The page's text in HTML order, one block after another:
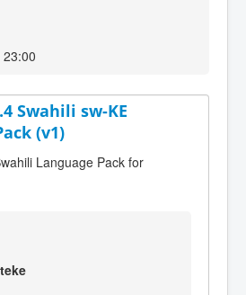
Swahili sw-KE
(v1)
Language Pack for